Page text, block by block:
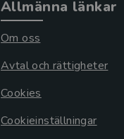
Allmänna länkar
Om oss
Avtal och rättigheter
Cookies
Cookieinställningar